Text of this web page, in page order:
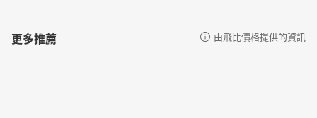
更多推薦 由飛比價格提供的資訊